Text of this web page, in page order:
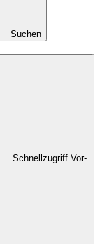
Suchen
Schnellzugriff Vor-